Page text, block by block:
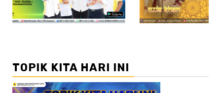
TOPIK KITA HARI INI